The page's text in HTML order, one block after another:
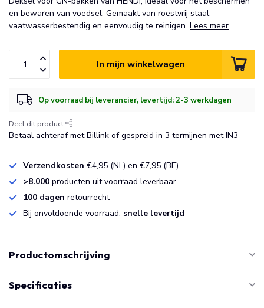
en bewaren van voedsel. Gemaakt van roestvrij staal,
vaatwasserbestendig en eenvoudig te reinigen. Lees meer.
In mijn winkelwagen
Op voorraad bij leverancier, levertijd: 2-3 werkdagen
Deel dit product
Betaal achteraf met Billink of gespreid in 3 termijnen met IN3
Verzendkosten €4,95 (NL) en €7,95 (BE)
>8.000 producten uit voorraad leverbaar
100 dagen retourrecht
Bij onvoldoende voorraad, snelle levertijd
Productomschrijving
Specificaties